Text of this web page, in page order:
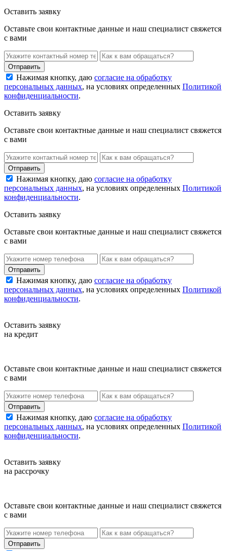
Оставить заявку
Оставьте свои контактные данные и наш специалист свяжется
с вами
Нажимая кнопку, даю согласие на обработку
персональных данных, на условиях определенных Политикой
конфиденциальности.
Оставить заявку
Оставьте свои контактные данные и наш специалист свяжется
с вами
Нажимая кнопку, даю согласие на обработку
персональных данных, на условиях определенных Политикой
конфиденциальности.
Оставить заявку
Оставьте свои контактные данные и наш специалист свяжется
с вами
Нажимая кнопку, даю согласие на обработку
персональных данных, на условиях определенных Политикой
конфиденциальности.
Оставить заявку
на кредит
Оставьте свои контактные данные и наш специалист свяжется
с вами
Нажимая кнопку, даю согласие на обработку
персональных данных, на условиях определенных Политикой
конфиденциальности.
Оставить заявку
на рассрочку
Оставьте свои контактные данные и наш специалист свяжется
с вами